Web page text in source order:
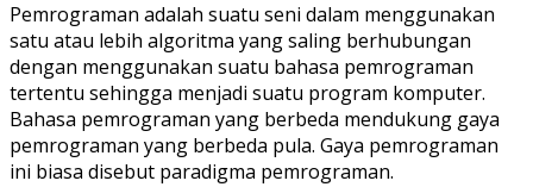
Pemrograman adalah suatu seni dalam menggunakan
satu atau lebih algoritma yang saling berhubungan
dengan menggunakan suatu bahasa pemrograman
tertentu sehingga menjadi suatu program komputer.
Bahasa pemrograman yang berbeda mendukung gaya
pemrograman yang berbeda pula. Gaya pemrograman
ini biasa disebut paradigma pemrograman.